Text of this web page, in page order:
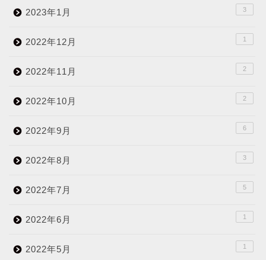
2023年1月 3
2022年12月 1
2022年11月 2
2022年10月 2
2022年9月 6
2022年8月 3
2022年7月 5
2022年6月 1
2022年5月 1